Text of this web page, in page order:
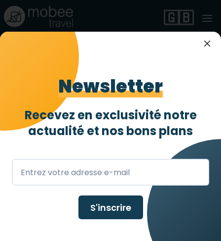
🇬🇧
DESTINATIONS COUP DE COEUR
MALTE ACCESSIBLE À TOUS !
Malte accessible à
tous !
vacances avec votre handicap en toute sérénité
avec mobee travel
Newsletter
Recevez en exclusivité notre
actualité et nos bons plans
S'inscrire